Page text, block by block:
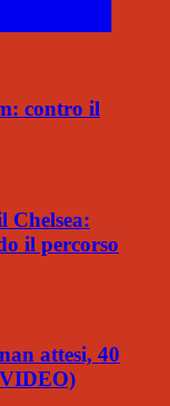
contro il
Chelsea:
il percorso
attesi, 40